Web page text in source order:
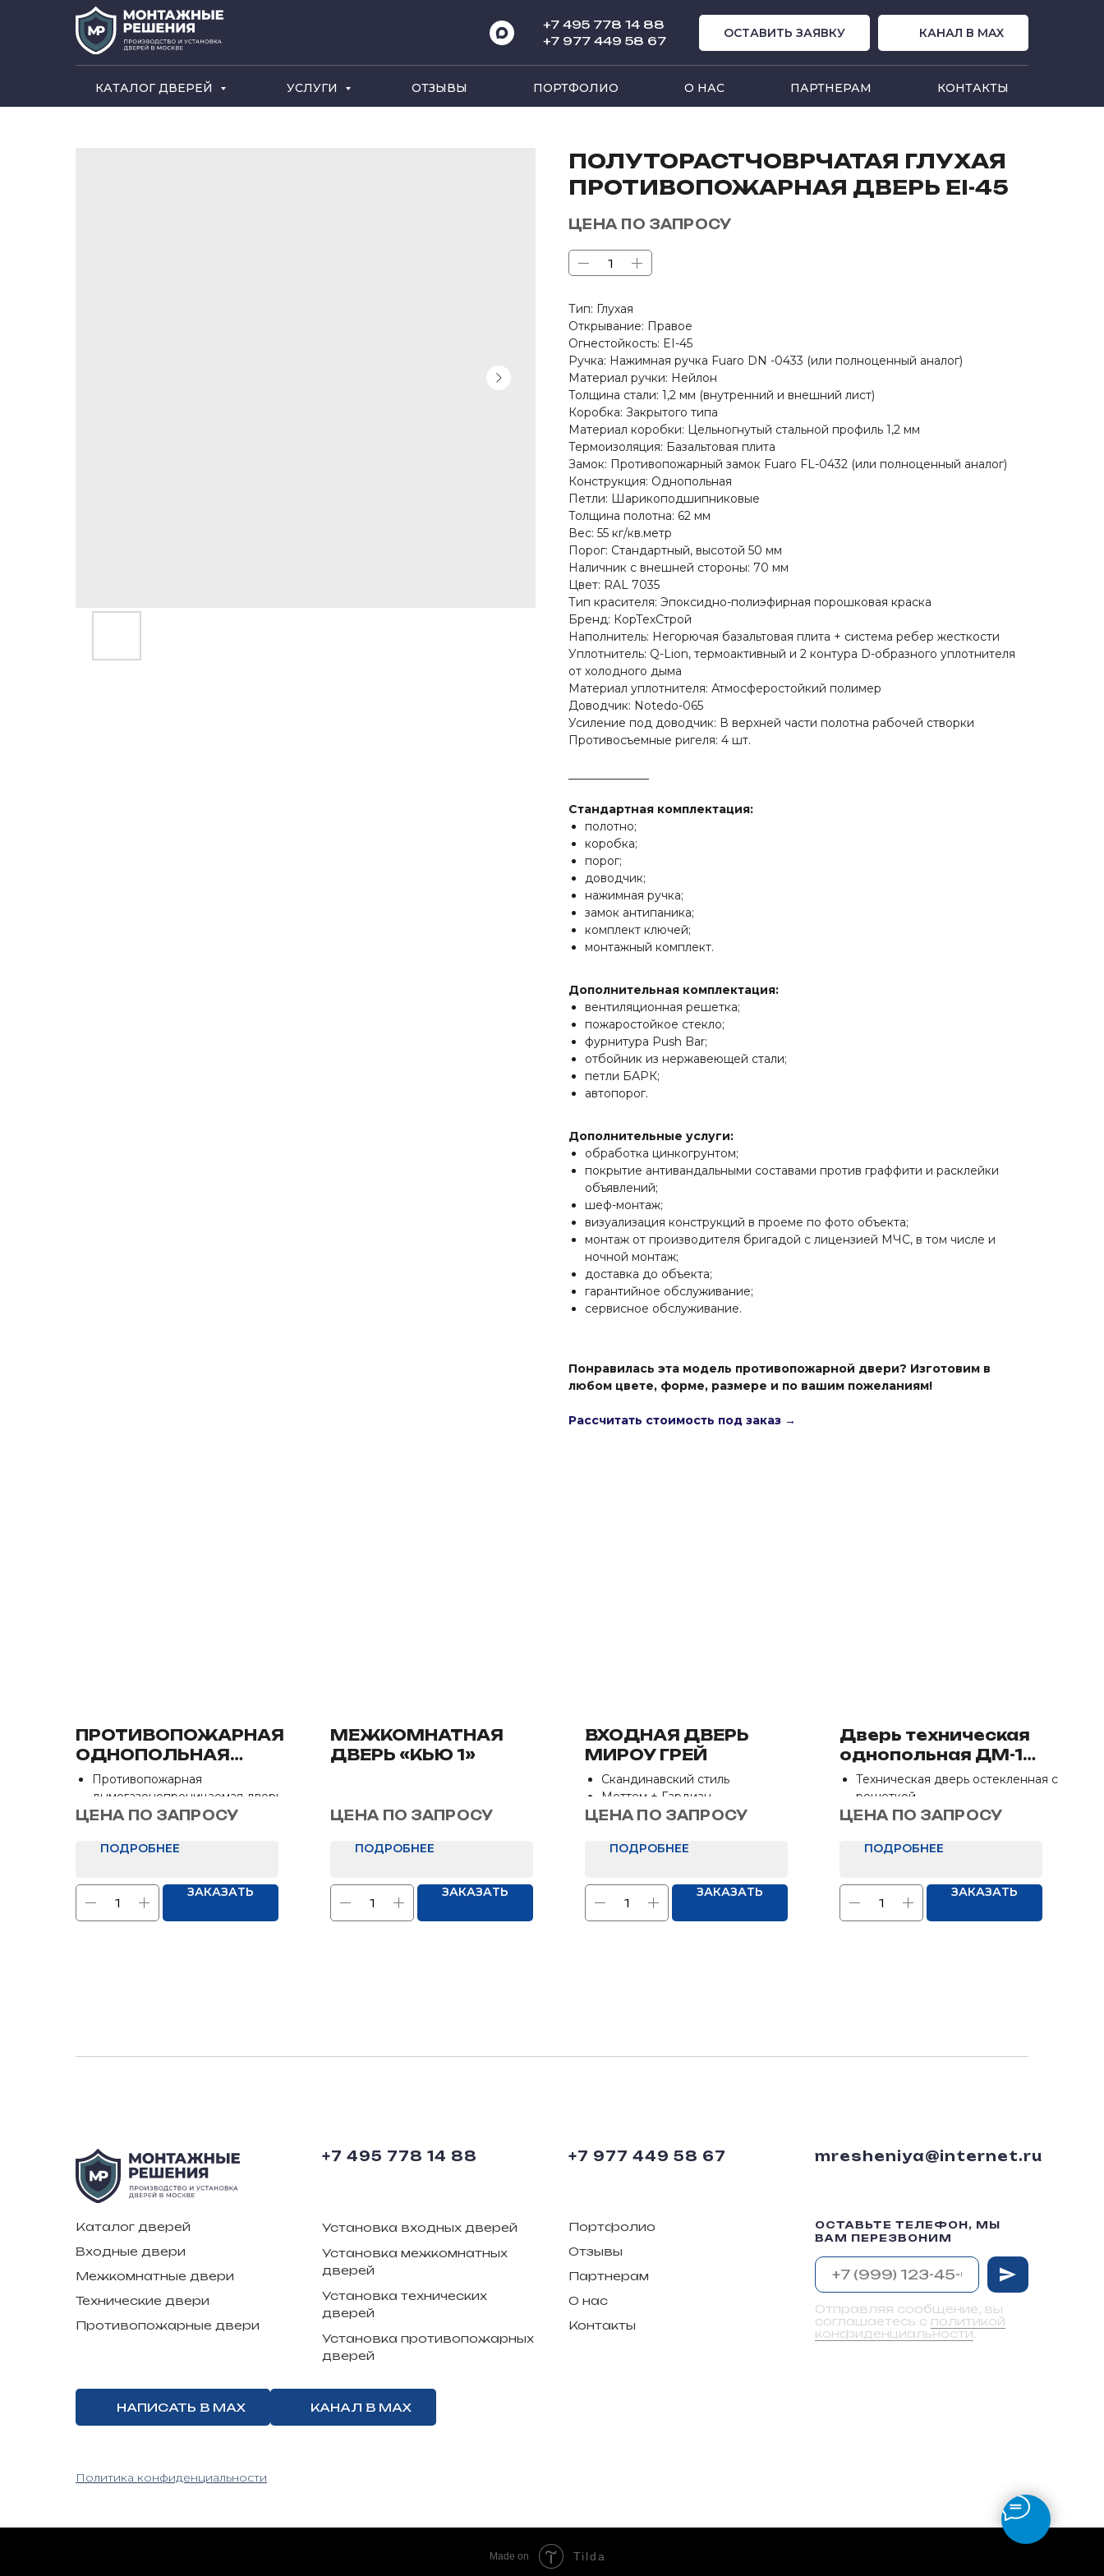
+7 495 778 14 88
+7 977 449 58 67
ОСТАВИТЬ ЗАЯВКУ КАНАЛ В MAX
КАТАЛОГ ДВЕРЕЙ УСЛУГИ ОТЗЫВЫ ПОРТФОЛИО О НАС ПАРТНЕРАМ КОНТАКТЫ
ПОЛУТОРАСТЧОВРЧАТАЯ ГЛУХАЯ
ПРОТИВОПОЖАРНАЯ ДВЕРЬ EI-45
ЦЕНА ПО ЗАПРОСУ
Тип: Глухая
Открывание: Правое
Огнестойкость: EI-45
Ручка: Нажимная ручка Fuaro DN -0433 (или полноценный аналог)
Материал ручки: Нейлон
Толщина стали: 1,2 мм (внутренний и внешний лист)
Коробка: Закрытого типа
Материал коробки: Цельногнутый стальной профиль 1,2 мм
Термоизоляция: Базальтовая плита
Замок: Противопожарный замок Fuaro FL-0432 (или полноценный аналог)
Конструкция: Однопольная
Петли: Шарикоподшипниковые
Толщина полотна: 62 мм
Вес: 55 кг/кв.метр
Порог: Стандартный, высотой 50 мм
Наличник с внешней стороны: 70 мм
Цвет: RAL 7035
Тип красителя: Эпоксидно-полиэфирная порошковая краска
Бренд: КорТехСтрой
Наполнитель: Негорючая базальтовая плита + система ребер жесткости
Уплотнитель: Q-Lion, термоактивный и 2 контура D-образного уплотнителя
от холодного дыма
Материал уплотнителя: Атмосферостойкий полимер
Доводчик: Notedo-065
Усиление под доводчик: В верхней части полотна рабочей створки
Противосъемные ригеля: 4 шт.
Стандартная комплектация:
полотно;
коробка;
порог;
доводчик;
нажимная ручка;
замок антипаника;
комплект ключей;
монтажный комплект.
Дополнительная комплектация:
вентиляционная решетка;
пожаростойкое стекло;
фурнитура Push Bar;
отбойник из нержавеющей стали;
петли БАРК;
автопорог.
Дополнительные услуги:
обработка цинкогрунтом;
покрытие антивандальными составами против граффити и расклейки
объявлений;
шеф-монтаж;
визуализация конструкций в проеме по фото объекта;
монтаж от производителя бригадой с лицензией МЧС, в том числе и
ночной монтаж;
доставка до объекта;
гарантийное обслуживание;
сервисное обслуживание.
Понравилась эта модель противопожарной двери? Изготовим в
любом цвете, форме, размере и по вашим пожеланиям!
Рассчитать стоимость под заказ →
ПРОТИВОПОЖАРНАЯ
ОДНОПОЛЬНАЯ
ДВЕРЬ ПРАВОЕ
ОТКРЫВАНИЕ ЕИ-120
Противопожарная
дымогазонепроницаемая дверь
Размер 2000*860 мм
ЦЕНА ПО ЗАПРОСУ
ПОДРОБНЕЕ
ЗАКАЗАТЬ
МЕЖКОМНАТНАЯ
ДВЕРЬ «КЬЮ 1»
ЦЕНА ПО ЗАПРОСУ
ПОДРОБНЕЕ
ЗАКАЗАТЬ
ВХОДНАЯ ДВЕРЬ
МИРОУ ГРЕЙ
Скандинавский стиль
Меттем + Гардиан
2 контура уплотнения
ЦЕНА ПО ЗАПРОСУ
ПОДРОБНЕЕ
ЗАКАЗАТЬ
Дверь техническая
однопольная ДМ-1
однолистовая
Техническая дверь остекленная с
решеткой
Размеры: 850х2050 мм, 950х2050
Отделка: Нет
ЦЕНА ПО ЗАПРОСУ
ПОДРОБНЕЕ
ЗАКАЗАТЬ
+7 495 778 14 88 +7 977 449 58 67 mresheniya@internet.ru
Каталог дверей
Входные двери
Межкомнатные двери
Технические двери
Противопожарные двери
Установка входных дверей
Установка межкомнатных
дверей
Установка технических
дверей
Установка противопожарных
дверей
Портфолио
Отзывы
Партнерам
О нас
Контакты
ОСТАВЬТЕ ТЕЛЕФОН, МЫ
ВАМ ПЕРЕЗВОНИМ
Отправляя сообщение, вы
соглашаетесь с политикой
конфиденциальности.
НАПИСАТЬ В MAX КАНАЛ В MAX
Политика конфиденциальности
Made on Tilda